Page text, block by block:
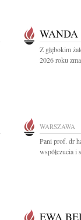
Z głębokim
2026 roku
WARSZAWA
Pani prof. dr
współczucia i
EWA